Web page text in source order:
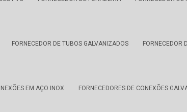
FORNECEDOR DE TUBOS GALVANIZADOS FORNECEDOR
EM AÇO INOX FORNECEDORES DE CONEXÕES